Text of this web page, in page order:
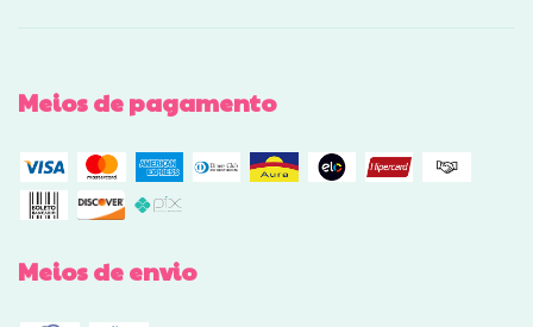
Meios de pagamento
Meios de envio